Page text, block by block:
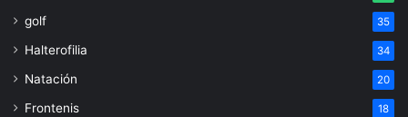
golf 35
Halterofilia 34
Natación 20
Frontenis 18